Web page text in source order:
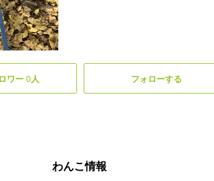
ワー 0人 フォローする
わんこ情報